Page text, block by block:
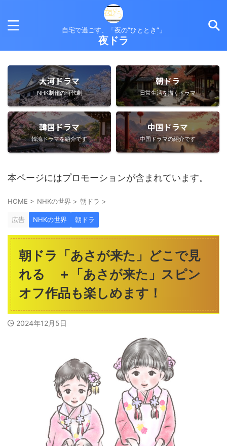
自宅で過ごす、「夜の”ひととき”」
夜ドラ
大河ドラマ
NHK制作の時代劇
朝ドラ
日常生活を描くドラマ
韓国ドラマ
韓流ドラマを紹介です
中国ドラマ
中国ドラマの紹介です
本ページにはプロモーションが含まれています。
HOME > NHKの世界 > 朝ドラ >
広告 NHKの世界 朝ドラ
朝ドラ「あさが来た」どこで見
れる ＋「あさが来た」スピン
オフ作品も楽しめます！
2024年12月5日